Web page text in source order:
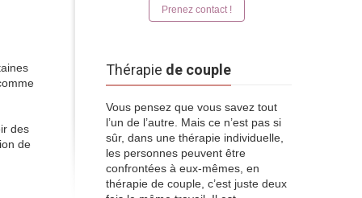
des
de
Prenez contact !
Thérapie de couple
Vous pensez que vous savez tout
l’un de l’autre. Mais ce n’est pas si
sûr, dans une thérapie individuelle,
les personnes peuvent être
confrontées à eux-mêmes, en
thérapie de couple, c’est juste deux